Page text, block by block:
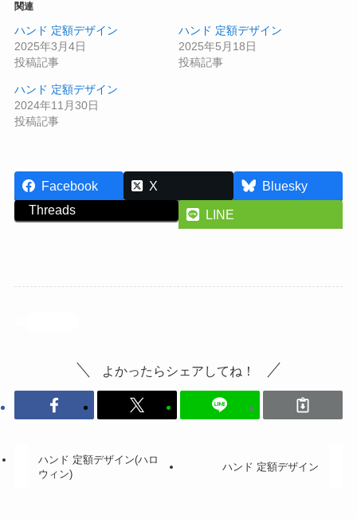
関連
ハンド 定額デザイン
2025年3月4日
投稿記事
ハンド 定額デザイン
2025年5月18日
投稿記事
ハンド 定額デザイン
2024年11月30日
投稿記事
Facebook X
Bluesky
Threads
LINE
よかったらシェアしてね！
ハンド 定額デザイン(ハロ
ウィン)
ハンド 定額デザイン